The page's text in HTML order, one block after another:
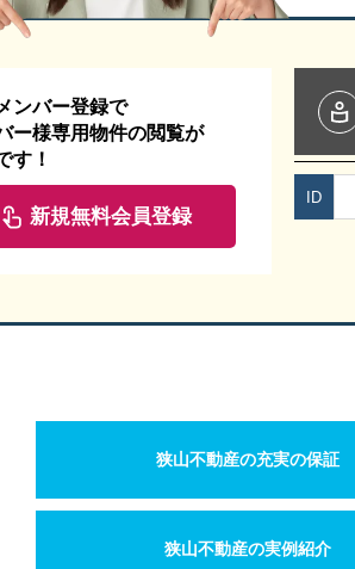
ンバー登録で
ー様専用物件の閲覧が
す！
新規無料会員登録
ID
狭山不動産の充実の保証
狭山不動産の実例紹介